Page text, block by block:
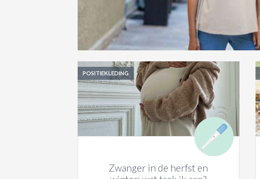
POSITIEKLEDING
Zwanger in de herfst en